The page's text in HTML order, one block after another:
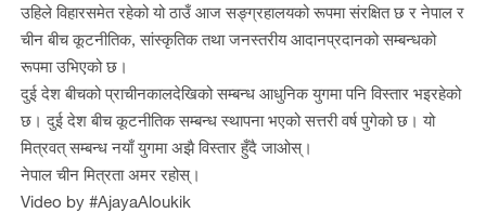
उहिले विहारसमेत रहेको यो ठाउँ आज सङ्ग्रहालयको रूपमा संरक्षित छ र नेपाल र
चीन बीच कूटनीतिक, सांस्कृतिक तथा जनस्तरीय आदानप्रदानको सम्बन्धको
रूपमा उभिएको छ।
दुई देश बीचको प्राचीनकालदेखिको सम्बन्ध आधुनिक युगमा पनि विस्तार भइरहेको
छ। दुई देश बीच कूटनीतिक सम्बन्ध स्थापना भएको सत्तरी वर्ष पुगेको छ। यो
मित्रवत् सम्बन्ध नयाँ युगमा अझै विस्तार हुँदै जाओस्।
नेपाल चीन मित्रता अमर रहोस्।
Video by #AjayaAloukik